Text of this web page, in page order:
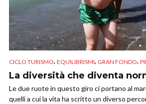
CICLO TURISMO, EQUILIBRISMI, GRAN FONDO,
La diversità che diventa
Le due ruote in questo giro ci portano al
quelli a cui la vita ha scritto un diverso